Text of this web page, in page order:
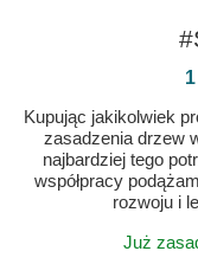
Kupując jakikolwiek
zasadzenia drzew
najbardziej tego
współpracy
rozwoju i
Już